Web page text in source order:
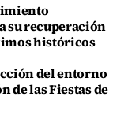
su recuperación
históricos
del entorno
de las Fiestas de